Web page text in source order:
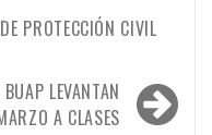
PROTECCIÓN CIVIL
LEVANTAN
A CLASES